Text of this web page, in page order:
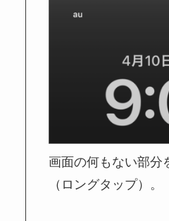
画面の何もない部分
（ロングタップ）。